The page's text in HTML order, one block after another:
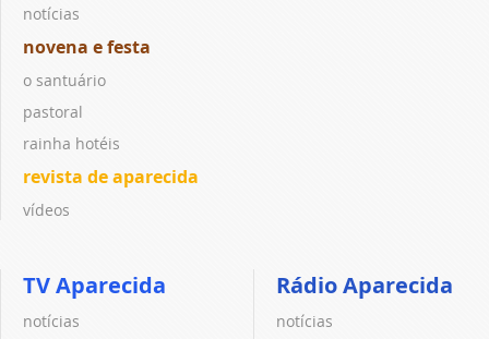
notícias
novena e festa
o santuário
pastoral
rainha hotéis
revista de aparecida
vídeos
TV Aparecida
notícias
Rádio Aparecida
notícias